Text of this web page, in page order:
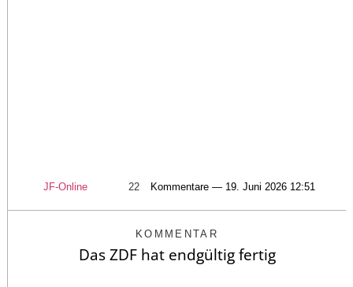
JF-Online 22 Kommentare — 19. Juni 2026 12:51
KOMMENTAR
Das ZDF hat endgültig fertig